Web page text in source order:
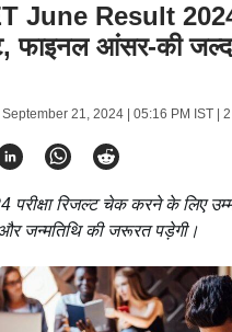
June Result
फाइनल आंसर-की
September 21, 2024 | 05:16 PM IST| 2
परीक्षा रिजल्ट चेक करने के लिए
जन्मतिथि की जरूरत पड़ेगी।